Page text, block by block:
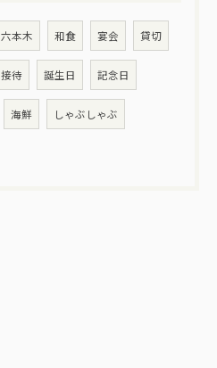
六本木 和食 宴会 貸切
接待 誕生日 記念日
海鮮 しゃぶしゃぶ